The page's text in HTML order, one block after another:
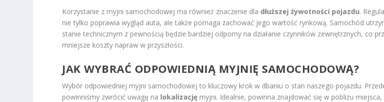
Korzystanie z myjni samochodowej ma również znaczenie dla dłuższej żywotności pojazdu.
nie tylko poprawia wygląd auta, ale także pomaga zachować jego wartość rynkową. Samochód
stanie technicznym z pewnością będzie bardziej odporny na działanie czynników zewnętrznych, co
mniejsze koszty napraw w przyszłości.
JAK WYBRAĆ ODPOWIEDNIĄ MYJNIĘ SAMOCHODOWĄ?
Wybór odpowiedniej myjni samochodowej to kluczowy krok w dbaniu o stan naszego pojazdu.
powinniśmy zwrócić uwagę na lokalizację myjni. Idealnie, powinna znajdować się w pobliżu